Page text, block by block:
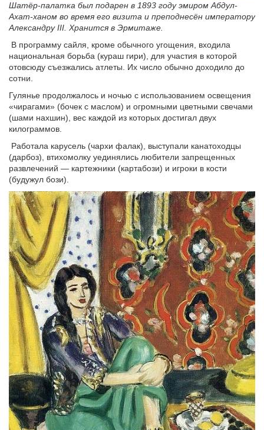
Шатёр-палатка был подарен в 1893 году эмиром Абдул-
Ахат-ханом во время его визита и преподнесён императору
Александру III. Хранится в Эрмитаже.
В программу сайля, кроме обычного угощения, входила
национальная борьба (кураш гири), для участия в которой
отовсюду съезжались атлеты. Их число обычно доходило до
сотни.
Гулянье продолжалось и ночью с использованием освещения
«чирагами» (бочек с маслом) и огромными цветными свечами
(шами нахшин), вес каждой из которых достигал двух
килограммов.
Работала карусель (чархи фалак), выступали канатоходцы
(дарбоз), втихомолку уединялись любители запрещенных
развлечений — картежники (картабози) и игроки в кости
(будужул бози).